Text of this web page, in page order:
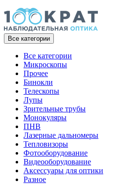
Все категории
Все категории
Микроскопы
Прочее
Бинокли
Телескопы
Лупы
Зрительные трубы
Монокуляры
ПНВ
Лазерные дальномеры
Тепловизоры
Фотооборудование
Видеооборудование
Аксессуары для оптики
Разное